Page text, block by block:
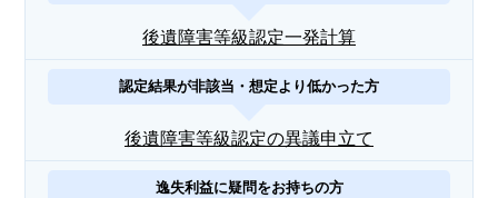
後遺障害等級認定一発計算
認定結果が非該当・想定より低かった方
後遺障害等級認定の異議申立て
逸失利益に疑問をお持ちの方